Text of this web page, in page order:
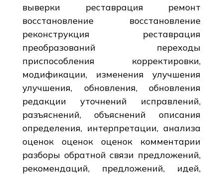
выверки реставрация ремонт
восстановление восстановление
реконструкция реставрация
преобразований переходы
приспособления корректировки,
модификации, изменения улучшения
улучшения, обновления, обновления
редакции уточнений исправлений,
разъяснений, объяснений описания
определения, интерпретации, анализа
оценок оценок оценок комментарии
разборы обратной связи предложений,
рекомендаций, предложений, идей,